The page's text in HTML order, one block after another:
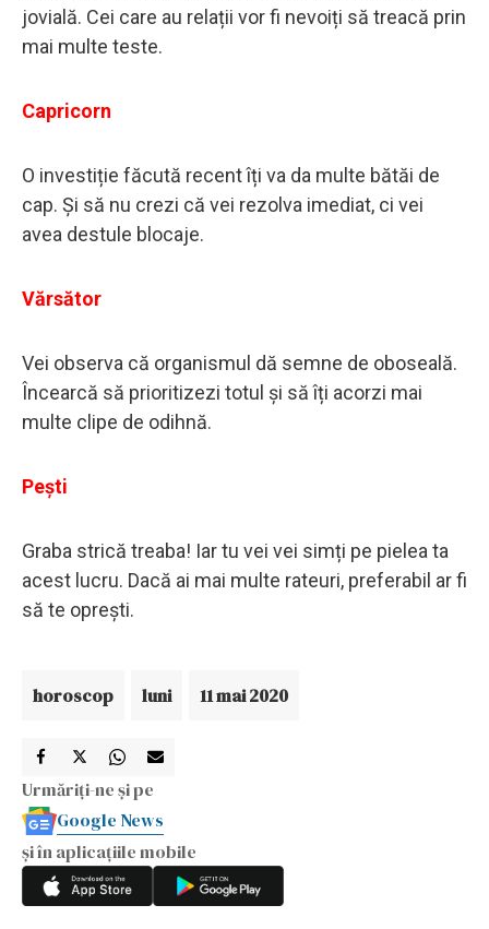
jovială. Cei care au relații vor fi nevoiți să treacă prin
mai multe teste.
Capricorn
O investiție făcută recent îți va da multe bătăi de
cap. Și să nu crezi că vei rezolva imediat, ci vei
avea destule blocaje.
Vărsător
Vei observa că organismul dă semne de oboseală.
Încearcă să prioritizezi totul și să îți acorzi mai
multe clipe de odihnă.
Pești
Graba strică treaba! Iar tu vei vei simți pe pielea ta
acest lucru. Dacă ai mai multe rateuri, preferabil ar fi
să te oprești.
horoscop luni 11 mai 2020
Urmăriți-ne și pe
Google News
și în aplicațiile mobile